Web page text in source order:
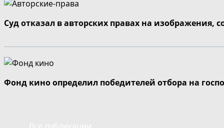
Суд отказал в авторских правах на изображения,
Фонд кино определил победителей отбора на